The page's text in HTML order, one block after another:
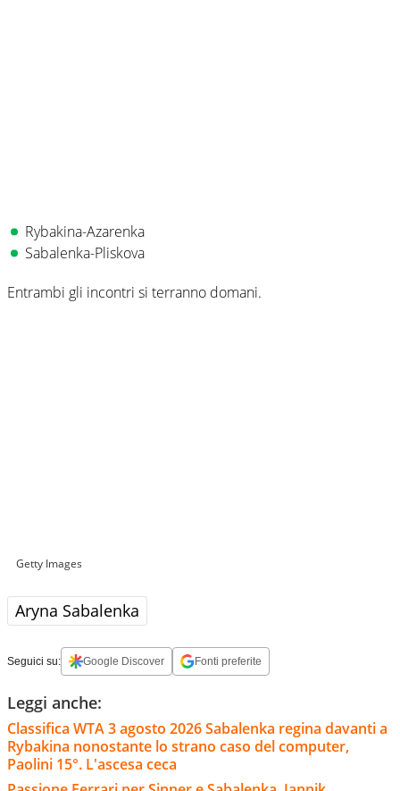
Rybakina-Azarenka
Sabalenka-Pliskova
Entrambi gli incontri si terranno domani.
Getty Images
Aryna Sabalenka
Seguici su: Google Discover Fonti preferite
Leggi anche:
Classifica WTA 3 agosto 2026 Sabalenka regina davanti a
Rybakina nonostante lo strano caso del computer,
Paolini 15°. L'ascesa ceca